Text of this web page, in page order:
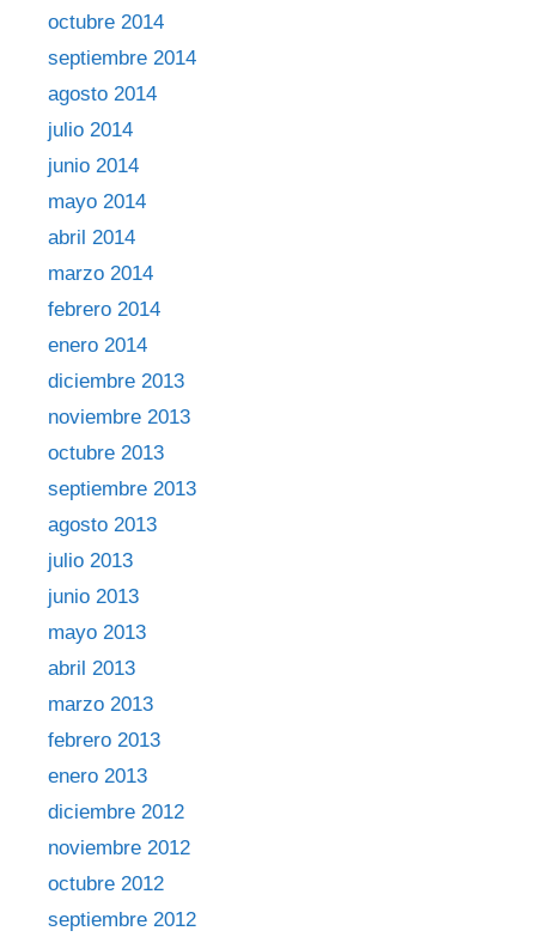
octubre 2014
septiembre 2014
agosto 2014
julio 2014
junio 2014
mayo 2014
abril 2014
marzo 2014
febrero 2014
enero 2014
diciembre 2013
noviembre 2013
octubre 2013
septiembre 2013
agosto 2013
julio 2013
junio 2013
mayo 2013
abril 2013
marzo 2013
febrero 2013
enero 2013
diciembre 2012
noviembre 2012
octubre 2012
septiembre 2012